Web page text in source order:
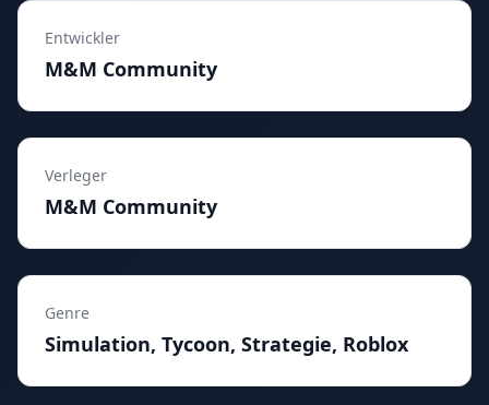
Entwickler
M&M Community
Verleger
M&M Community
Genre
Simulation, Tycoon, Strategie, Roblox